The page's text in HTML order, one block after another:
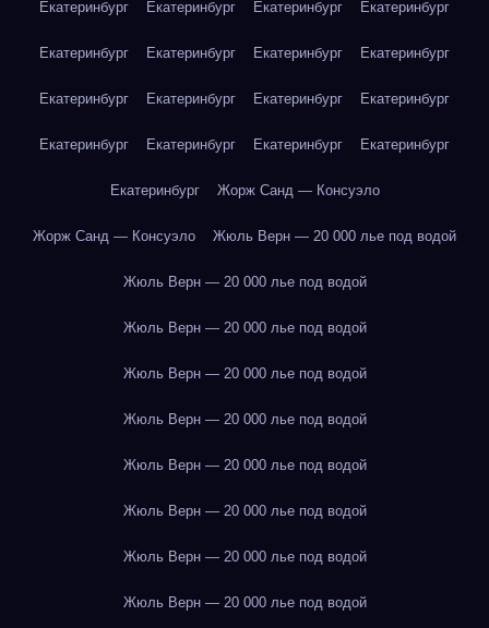
Екатеринбург Екатеринбург Екатеринбург Екатеринбург
Екатеринбург Екатеринбург Екатеринбург Екатеринбург
Екатеринбург Екатеринбург Екатеринбург Екатеринбург
Екатеринбург Екатеринбург Екатеринбург Екатеринбург
Екатеринбург Жорж Санд — Консуэло
Жорж Санд — Консуэло Жюль Верн — 20 000 лье под водой
Жюль Верн — 20 000 лье под водой
Жюль Верн — 20 000 лье под водой
Жюль Верн — 20 000 лье под водой
Жюль Верн — 20 000 лье под водой
Жюль Верн — 20 000 лье под водой
Жюль Верн — 20 000 лье под водой
Жюль Верн — 20 000 лье под водой
Жюль Верн — 20 000 лье под водой